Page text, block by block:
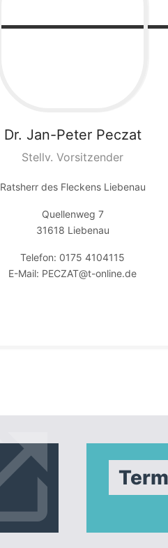
Dr. Jan-Peter Peczat
Stellv. Vorsitzender
Ratsherr des Fleckens Liebenau
Quellenweg 7
31618 Liebenau
Telefon: 0175 4104115
E-Mail: PECZAT@t-online.de